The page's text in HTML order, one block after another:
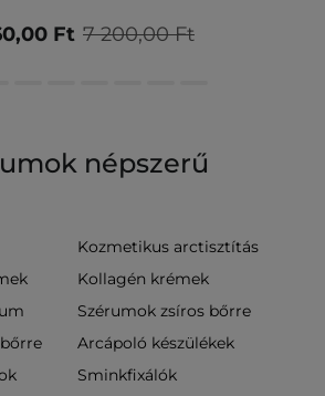
7 200,00 Ft
Ft
népszerű
Kozmetikus arctisztítás
Kollagén krémek
Szérumok zsíros bőrre
Arcápoló készülékek
Sminkfixálók